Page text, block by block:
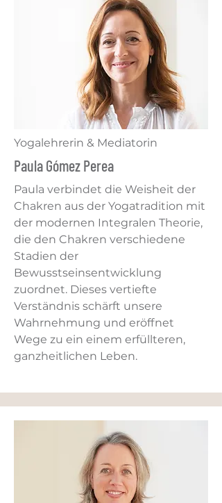
Yogalehrerin & Mediatorin
Paula Gómez Perea
Paula verbindet die Weisheit der
Chakren aus der Yogatradition mit
der modernen Integralen Theorie,
die den Chakren verschiedene
Stadien der
Bewusstseinsentwicklung
zuordnet. Dieses vertiefte
Verständnis schärft unsere
Wahrnehmung und eröffnet
Wege zu ein einem erfüllteren,
ganzheitlichen Leben.